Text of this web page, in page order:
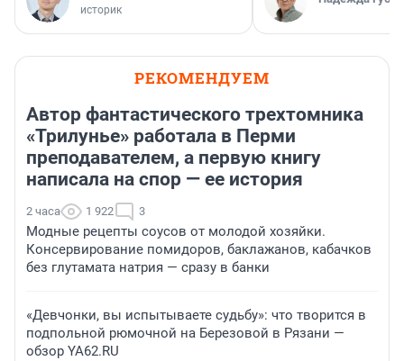
историк
РЕКОМЕНДУЕМ
Автор фантастического трехтомника
«Трилунье» работала в Перми
преподавателем, а первую книгу
написала на спор — ее история
2 часа 1 922 3
Модные рецепты соусов от молодой хозяйки.
Консервирование помидоров, баклажанов, кабачков
без глутамата натрия — сразу в банки
«Девчонки, вы испытываете судьбу»: что творится в
подпольной рюмочной на Березовой в Рязани —
обзор YA62.RU